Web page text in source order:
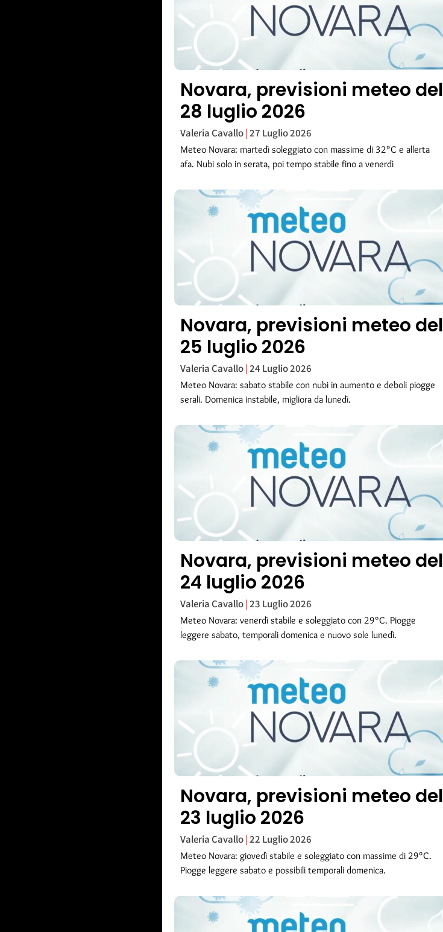
Novara, previsioni meteo del
28 luglio 2026
Valeria Cavallo 27 Luglio 2026
Meteo Novara: martedì soleggiato con massime di 32°C e allerta
afa. Nubi solo in serata, poi tempo stabile fino a venerdì
Novara, previsioni meteo del
25 luglio 2026
Valeria Cavallo 24 Luglio 2026
Meteo Novara: sabato stabile con nubi in aumento e deboli piogge
serali. Domenica instabile, migliora da lunedì.
Novara, previsioni meteo del
24 luglio 2026
Valeria Cavallo 23 Luglio 2026
Meteo Novara: venerdì stabile e soleggiato con 29°C. Piogge
leggere sabato, temporali domenica e nuovo sole lunedì.
Novara, previsioni meteo del
23 luglio 2026
Valeria Cavallo 22 Luglio 2026
Meteo Novara: giovedì stabile e soleggiato con massime di 29°C.
Piogge leggere sabato e possibili temporali domenica.